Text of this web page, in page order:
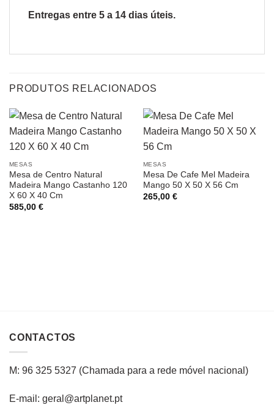
Entregas entre 5 a 14 dias úteis.
PRODUTOS RELACIONADOS
MESAS
Mesa de Centro Natural
Madeira Mango Castanho 120
X 60 X 40 Cm
585,00 €
MESAS
Mesa De Cafe Mel Madeira
Mango 50 X 50 X 56 Cm
265,00 €
CONTACTOS
M: 96 325 5327 (Chamada para a rede móvel nacional )
E-mail: geral@artplanet.pt